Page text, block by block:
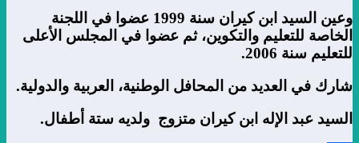
وعين السيد ابن كيران سنة 1999 عضوا في اللجنة
الخاصة للتعليم والتكوين، ثم عضوا في المجلس الأعلى
للتعليم سنة 2006.
شارك في العديد من المحافل الوطنية، العربية والدولية.
السيد عبد الإله ابن كيران متزوج ولديه ستة أطفال.